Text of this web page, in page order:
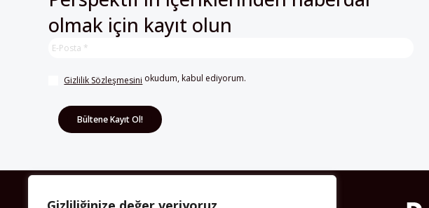
olmak için kayıt olun
Gizlilik Sözleşmesini okudum, kabul ediyorum.
HAKKIMIZDA